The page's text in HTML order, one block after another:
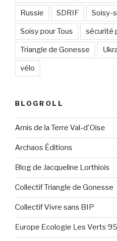
Russie SDRIF Soisy-
Soisy pour Tous sécurité
Triangle de Gonesse
vélo
BLOGROLL
Amis de la Terre Val-d'Oise
Archaos Éditions
Blog de Jacqueline Lorthiois
Collectif Triangle de Gonesse
Collectif Vivre sans BIP
Europe Ecologie Les Verts 95